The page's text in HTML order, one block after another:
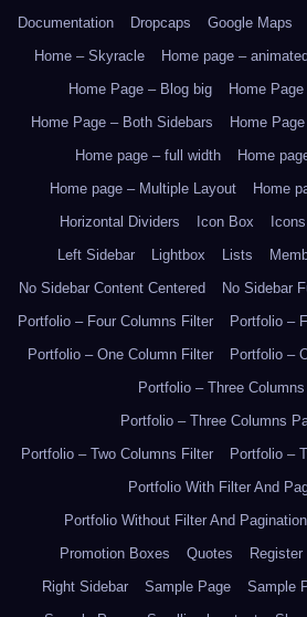
Documentation
Dropcaps Google Maps
Home – Skyracle
Home page – animated
Home Page – Blog big
Home
Home Page – Both Sidebars
Home
Home page – full width
Home
Home page – Multiple Layout
Home
Horizontal Dividers
Icon Box Icons
Left Sidebar
Lightbox Lists
No Sidebar Content Centered
No Sidebar
Portfolio – Four Columns Filter
Portfolio –
Portfolio – One Column Filter
Portfolio –
Portfolio – Three
Portfolio – Three Columns
Portfolio – Two Columns Filter
Portfolio –
Portfolio With Filter And
Portfolio Without Filter And Pagination
Promotion Boxes
Quotes Register
Right Sidebar
Sample Page Sample